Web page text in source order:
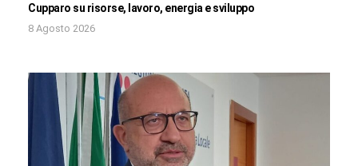
Cupparo su risorse, lavoro, energia e sviluppo
8 Agosto 2026